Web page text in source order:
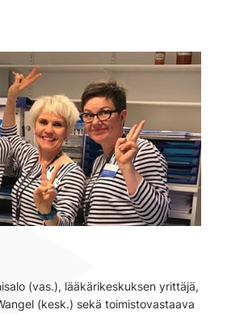
(vas.), lääkärikeskuksen yrittäjä,
(kesk.) sekä toimistovastaava